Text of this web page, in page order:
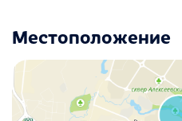
Местоположение